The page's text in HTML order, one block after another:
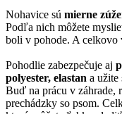
Nohavice sú mierne
Podľa nich môžete
boli v pohode. A celkovo
Pohodlie zabezpečuje aj
polyester, elastan a užite
Buď na prácu v záhrade,
prechádzky so psom.